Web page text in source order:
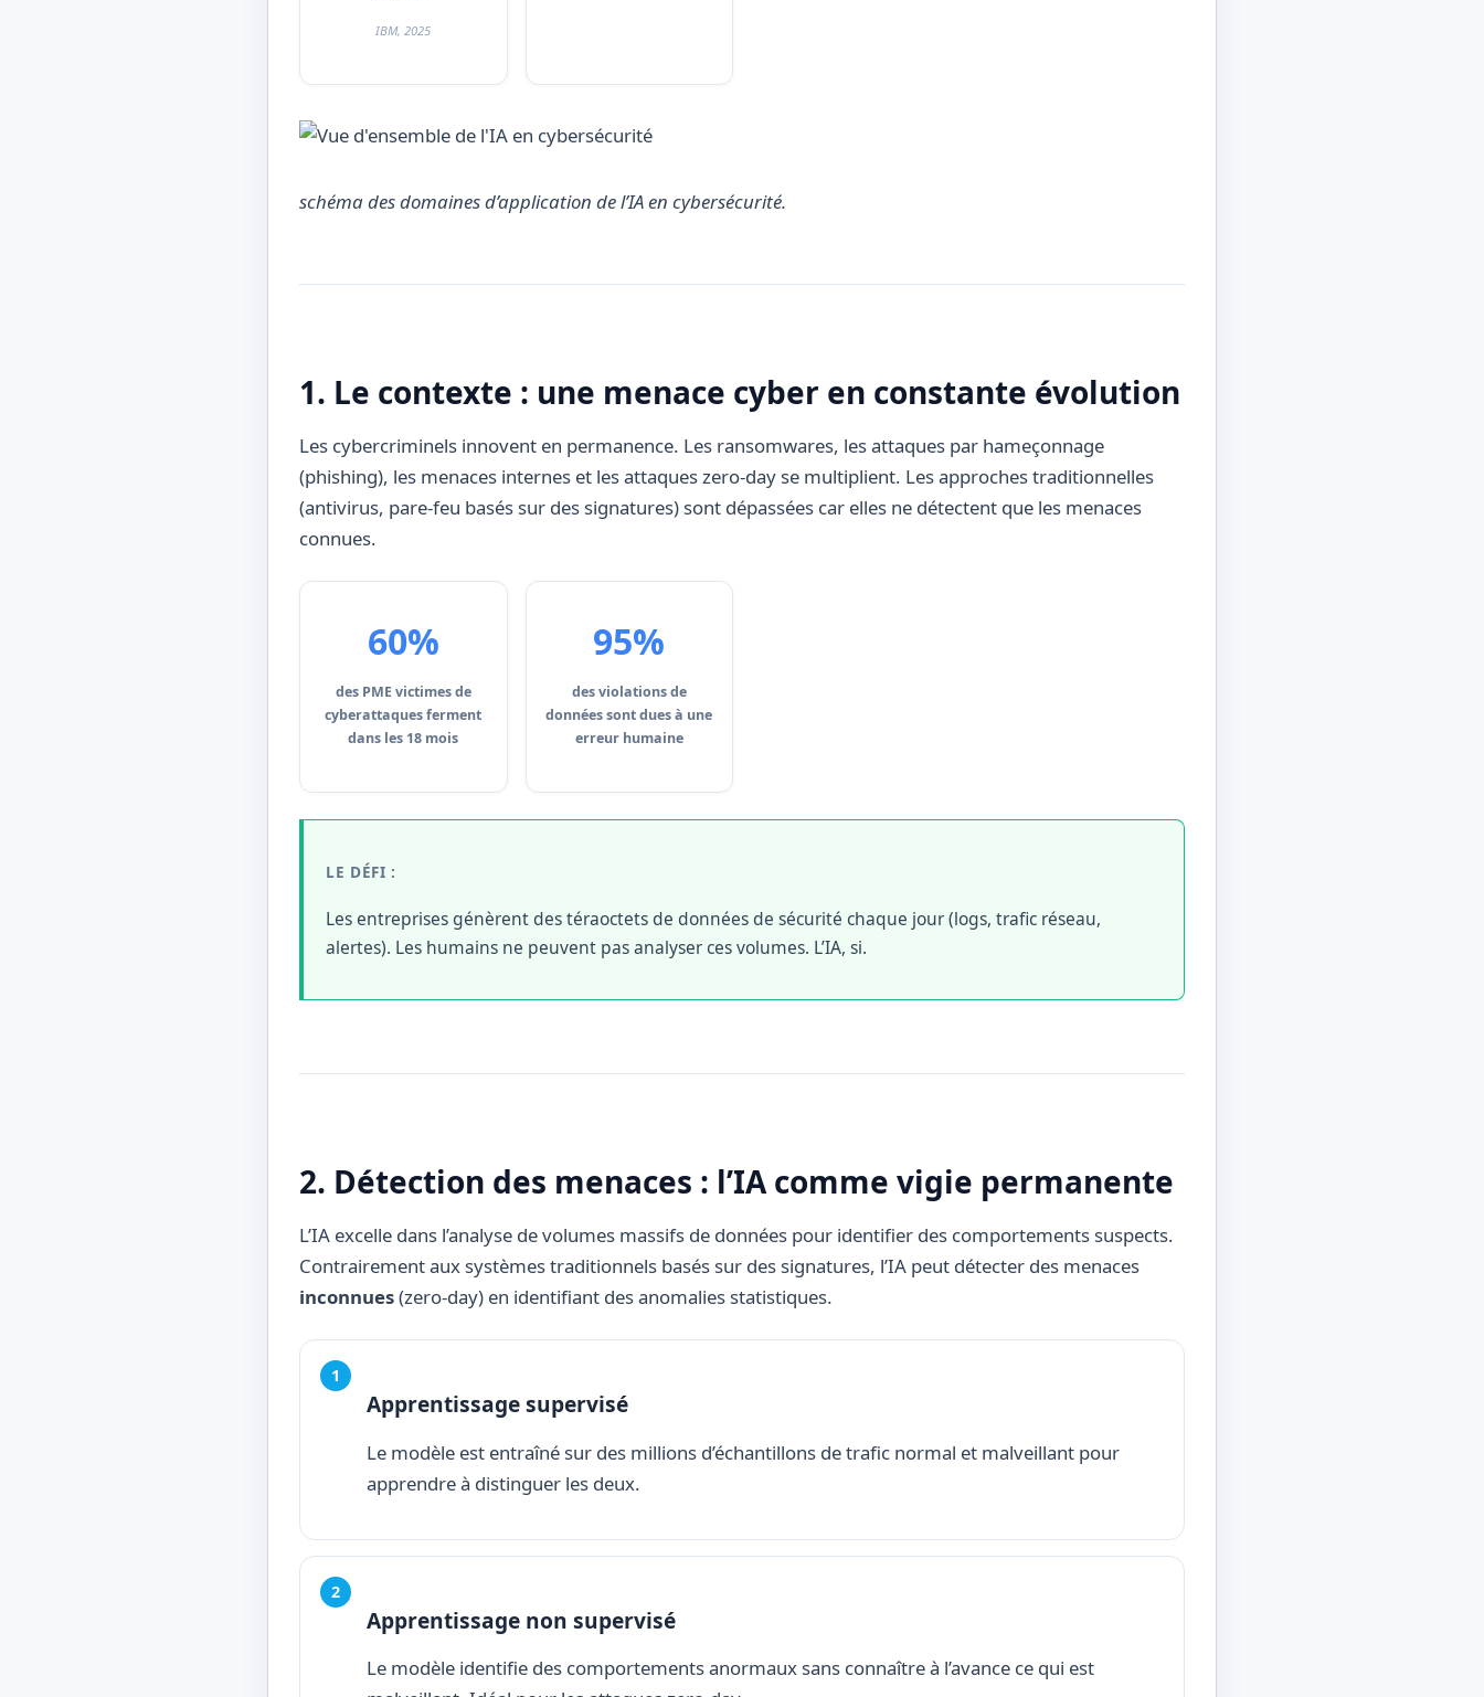
IBM, 2025
schéma des domaines d’application de l’IA en cybersécurité.
1. Le contexte : une menace cyber en constante évolution
Les cybercriminels innovent en permanence. Les ransomwares, les attaques par hameçonnage
(phishing), les menaces internes et les attaques zero-day se multiplient. Les approches traditionnelles
(antivirus, pare-feu basés sur des signatures) sont dépassées car elles ne détectent que les menaces
connues.
60%
des PME victimes de
cyberattaques ferment
dans les 18 mois
95%
des violations de
données sont dues à une
erreur humaine
LE DÉFI :
Les entreprises génèrent des téraoctets de données de sécurité chaque jour (logs, trafic réseau,
alertes). Les humains ne peuvent pas analyser ces volumes. L’IA, si.
2. Détection des menaces : l’IA comme vigie permanente
L’IA excelle dans l’analyse de volumes massifs de données pour identifier des comportements suspects.
Contrairement aux systèmes traditionnels basés sur des signatures, l’IA peut détecter des menaces
inconnues(zero-day) en identifiant des anomalies statistiques.
Apprentissage supervisé
Le modèle est entraîné sur des millions d’échantillons de trafic normal et malveillant pour
apprendre à distinguer les deux.
Apprentissage non supervisé
Le modèle identifie des comportements anormaux sans connaître à l’avance ce qui est